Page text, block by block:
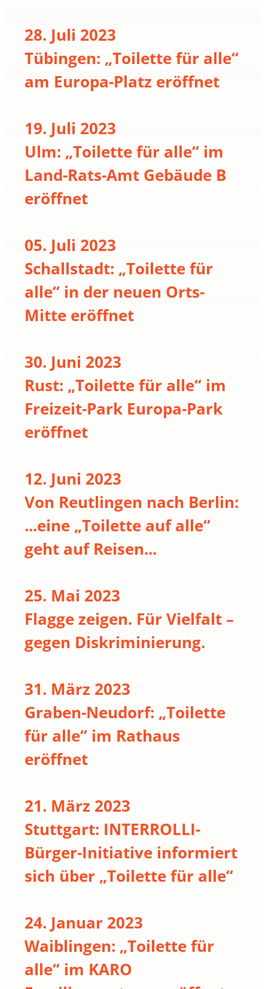
28. Juli 2023
Tübingen: „Toilette für alle“
am Europa-Platz eröffnet
19. Juli 2023
Ulm: „Toilette für alle“ im
Land-Rats-Amt Gebäude B
eröffnet
05. Juli 2023
Schallstadt: „Toilette für
alle“ in der neuen Orts-
Mitte eröffnet
30. Juni 2023
Rust: „Toilette für alle“ im
Freizeit-Park Europa-Park
eröffnet
12. Juni 2023
Von Reutlingen nach Berlin:
...eine „Toilette auf alle“
geht auf Reisen...
25. Mai 2023
Flagge zeigen. Für Vielfalt –
gegen Diskriminierung.
31. März 2023
Graben-Neudorf: „Toilette
für alle“ im Rathaus
eröffnet
21. März 2023
Stuttgart: INTERROLLI-
Bürger-Initiative informiert
sich über „Toilette für alle“
24. Januar 2023
Waiblingen: „Toilette für
alle“ im KARO